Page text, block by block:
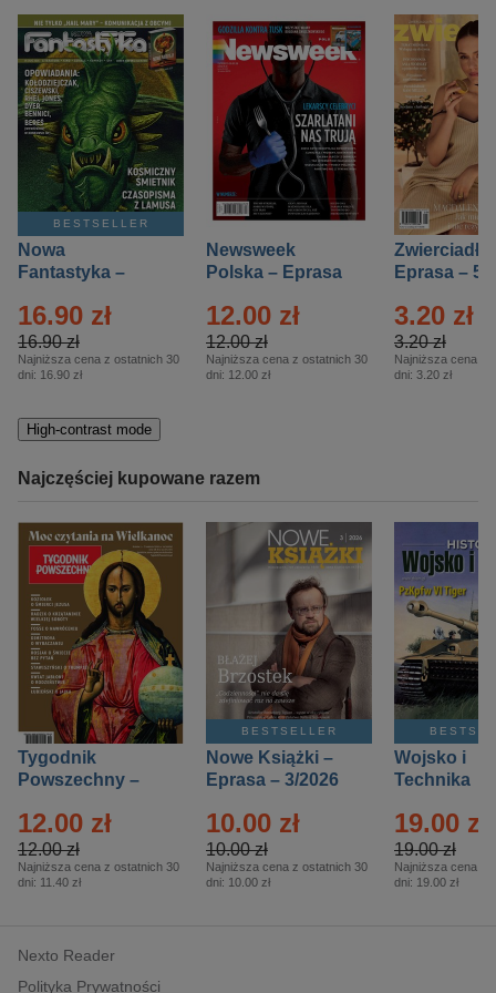
BESTSELLER
Nowa
Fantastyka –
16.90 zł
16.90 zł
Najniższa cena z ostatnich 30
dni: 16.90 zł
Newsweek
Polska – Eprasa
12.00 zł
12.00 zł
Najniższa cena z ostatnich 30
dni: 12.00 zł
Zwierciadło
Eprasa – 5/
3.20 zł
3.20 zł
Najniższa cena z
dni: 3.20 zł
High-contrast mode
Najczęściej kupowane razem
Tygodnik
Powszechny –
12.00 zł
12.00 zł
Najniższa cena z ostatnich 30
dni: 11.40 zł
BESTSELLER
Nowe Książki –
Eprasa – 3/2026
10.00 zł
10.00 zł
Najniższa cena z ostatnich 30
dni: 10.00 zł
Wojsko i
Technika
– 2/2026
19.00 zł
19.00 zł
Najniższa cena z
dni: 19.00 zł
Nexto Reader
Polityka Prywatności